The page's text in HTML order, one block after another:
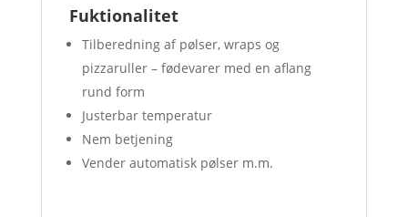
Fuktionalitet
Tilberedning af pølser, wraps og
pizzaruller – fødevarer med en aflang
rund form
Justerbar temperatur
Nem betjening
Vender automatisk pølser m.m.